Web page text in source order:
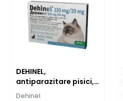
DEHINEL,
antiparazitare pisici,
230 mg/20 mg,
Dehinel